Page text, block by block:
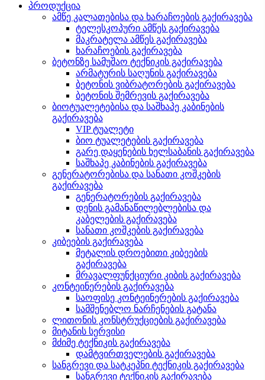
პროდუქცია
ამწე კალათებისა და ხარაჩოების გაქირავება
ტელესკოპური ამწეს გაქირავება
მაკრატელა ამწეს გაქირავება
ხარაჩოების გაქირავება
ბეტონზე სამუშაო ტექნიკის გაქირავება
არმატურის საღუნის გაქირავება
ბეტონის ვიბრატორების გაქირავება
ბეტონის შემრევის გაქირავება
ბიოტუალეტებისა და საშხაპე კაბინების
გაქირავება
VIP ტუალეტი
ბიო ტუალეტების გაქირავება
გარე დაყენების ხელსაბანის გაქირავება
საშხაპე კაბინების გაქირავება
გენერატორებისა და სანათი კოშკების
გაქირავება
გენერატორების გაქირავება
დენის გამანაწილებლებისა და
კაბელების გაქირავება
სანათი კოშკების გაქირავება
კიბეების გაქირავება
მეტალის დროებითი კიბეების
გაქირავება
მრავალფუნქციური კიბის გაქირავება
კონტეინერების გაქირავება
საოფისე კონტეინერების გაქირავება
სამშენებლო ნარჩენების გატანა
ლითონის კონსტრუქციების გაქირავება
მიტანის სერვისი
მძიმე ტექნიკის გაქირავება
დამტვირთველების გაქირავება
სანგრევი და სატკეპნი ტექნიკის გაქირავება
სანგრევი ტექნიკის გაქირავება